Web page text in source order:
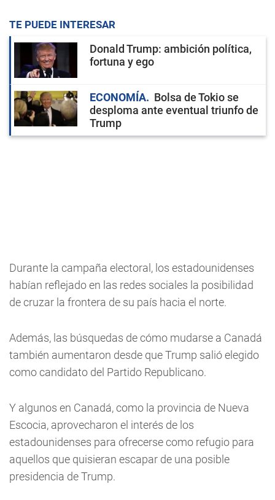
TE PUEDE INTERESAR
Donald Trump: ambición política,
fortuna y ego
ECONOMÍA
Bolsa de Tokio se
desploma ante eventual triunfo de
Trump
Durante la campaña electoral, los estadounidenses
habían reflejado en las redes sociales la posibilidad
de cruzar la frontera de su país hacia el norte.
Además, las búsquedas de cómo mudarse a Canadá
también aumentaron desde que Trump salió elegido
como candidato del Partido Republicano.
Y algunos en Canadá, como la provincia de Nueva
Escocia, aprovecharon el interés de los
estadounidenses para ofrecerse como refugio para
aquellos que quisieran escapar de una posible
presidencia de Trump.